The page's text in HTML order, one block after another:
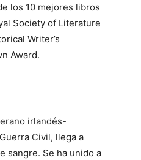
los 10 mejores libros
Society of Literature
Writer’s
Award.
irlandés-
Civil, llega a
sangre. Se ha unido a